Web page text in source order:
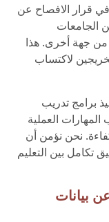
في قرار الافصاح عن
الجامعات
من جهة أخرى. هذا
لاكتساب
برامج تدريب
العملية
نحن نؤمن أن
تكامل بين التعليم
بيانات